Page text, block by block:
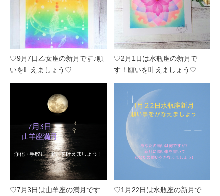
♡9月7日乙女座の新月です♪願
いを叶えましょう♡
♡2月1日は水瓶座の新月で
す！願いを叶えましょう♡
♡7月3日は山羊座の満月です
♡1月22日は水瓶座の新月で